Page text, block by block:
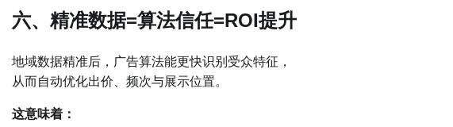
六、精准数据=算法信任=ROI提升
地域数据精准后，广告算法能更快识别受众特征，
从而自动优化出价、频次与展示位置。
这意味着：